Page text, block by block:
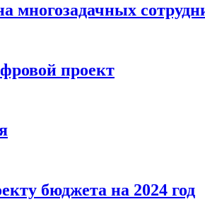
многозадачных
проект
бюджета на 2024 год